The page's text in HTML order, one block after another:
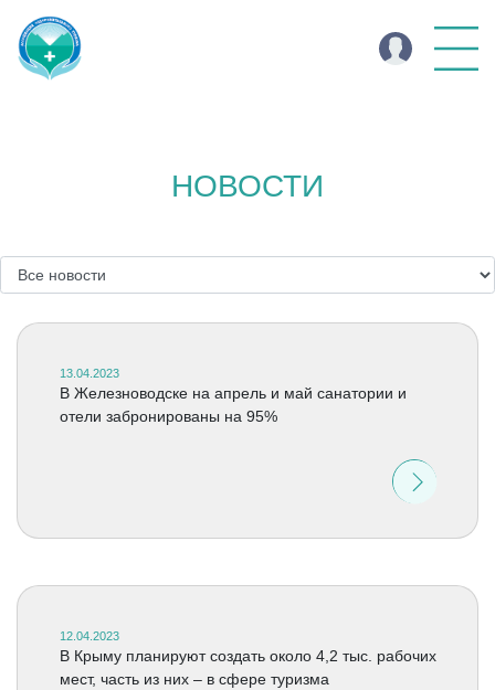
НОВОСТИ
13.04.2023
В Железноводске на апрель и май санатории и
отели забронированы на 95%
12.04.2023
В Крыму планируют создать около 4,2 тыс. рабочих
мест, часть из них – в сфере туризма